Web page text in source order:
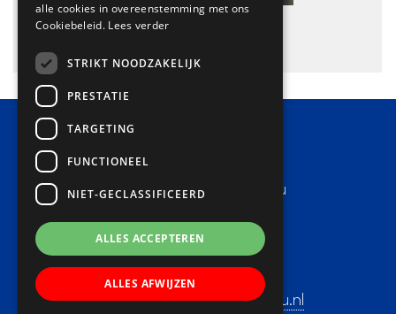
Basisschool Lucas Batau
Heemraadsweide 9-11
3437 CA Nieuwegein
Telefoon: 030-6032228
E-mail:directie@lucasbatau.nl
alle cookies in overeenstemming met ons
Cookiebeleid. Lees verder
STRIKT NOODZAKELIJK
PRESTATIE
TARGETING
FUNCTIONEEL
NIET-GECLASSIFICEERD
ALLES ACCEPTEREN
ALLES AFWIJZEN